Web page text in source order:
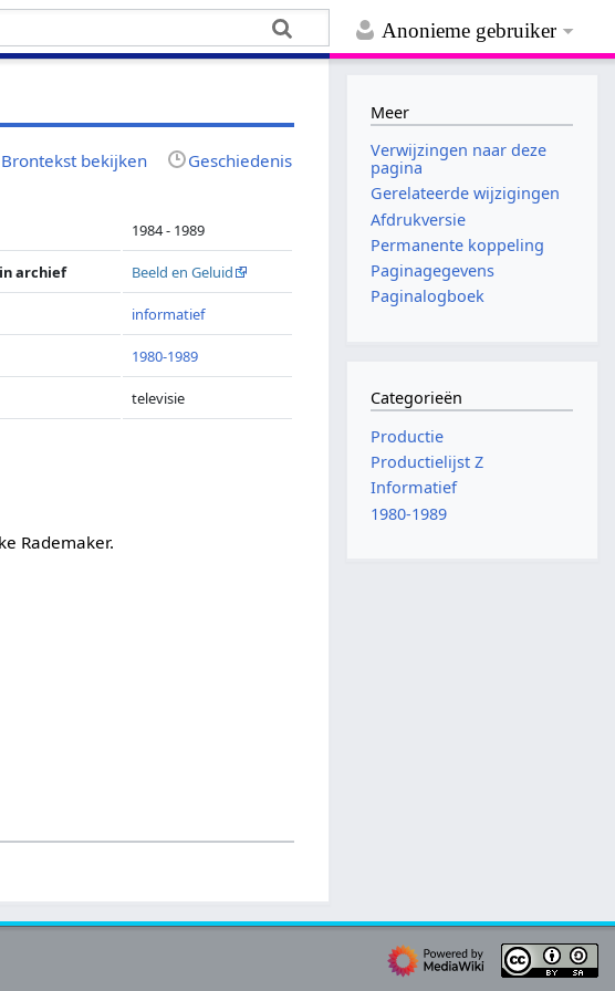
Anonieme gebruiker
Brontekst bekijken Geschiedenis
1984 - 1989
archief Beeld en Geluid
informatief
1980-1989
televisie
Rademaker.
Meer
Verwijzingen naar deze
pagina
Gerelateerde wijzigingen
Afdrukversie
Permanente koppeling
Paginagegevens
Paginalogboek
Categorieën
Productie
Productielijst Z
Informatief
1980-1989